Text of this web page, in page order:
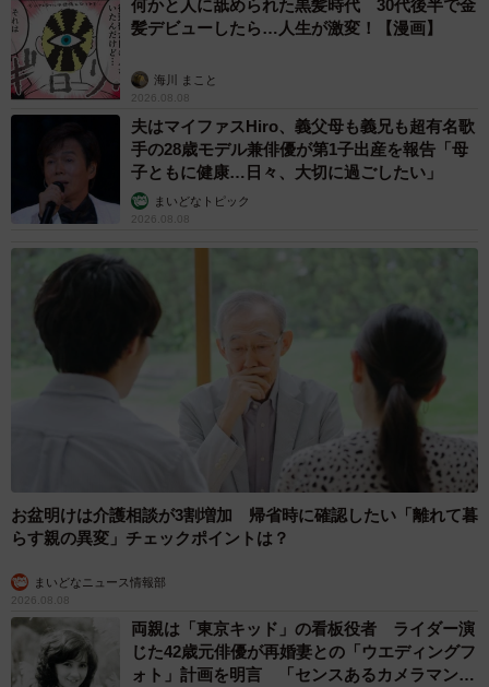
荷物入れも居心地が良さそう（株式会社いちごいち会提供）
【猫喫茶ネコブ 関連情報】
https://x.com/nekobuneko
▽Instagram
https://www.instagram.com/nekobu_nekocafe/
ほぼ座れない喫茶店☕︎ pic.twitter.com/U1iLrZiYwF
— 猫喫茶 ネコブ (@nekobuneko)May 10, 2026
何かと人に舐められた黒髪時代 30代後半で金
髪デビューしたら…人生が激変！【漫画】
海川 まこと
2026.08.08
夫はマイファスHiro、義父母も義兄も超有名歌
手の28歳モデル兼俳優が第1子出産を報告「母
子ともに健康…日々、大切に過ごしたい」
まいどなトピック
2026.08.08
お盆明けは介護相談が3割増加 帰省時に確認したい「離れて暮
らす親の異変」チェックポイントは？
まいどなニュース情報部
2026.08.08
両親は「東京キッド」の看板役者 ライダー演
じた42歳元俳優が再婚妻との「ウエディングフ
ォト」計画を明言 「センスあるカメラマン求